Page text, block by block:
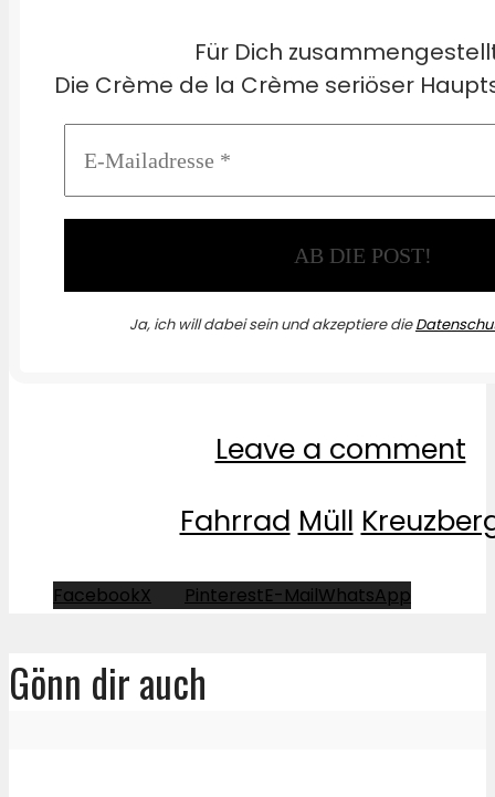
Für Dich
Die Crème de la Crème seriöser
Ja, ich will dabei sein und akzeptiere die
Leave a comment
Fahrrad Müll
FacebookX PinterestE-MailWhatsApp
Gönn dir auch